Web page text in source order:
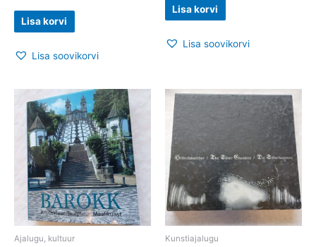
Lisa korvi
Lisa soovikorvi
Lisa korvi
Lisa soovikorvi
Ajalugu, kultuur Kunstiajalugu